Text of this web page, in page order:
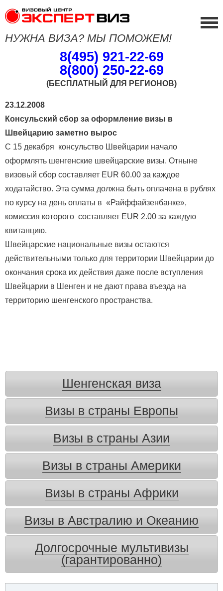
НУЖНА ВИЗА? МЫ ПОМОЖЕМ!
8(495) 921-22-69
8(800) 250-22-69
(БЕСПЛАТНЫЙ ДЛЯ РЕГИОНОВ)
23.12.2008
Консульский сбор за оформление визы в
Швейцарию заметно вырос
С 15 декабря консульство Швейцарии начало
оформлять шенгенские швейцарские визы. Отныне
визовый сбор составляет EUR 60.00 за каждое
ходатайство. Эта сумма должна быть оплачена в рублях
по курсу на день оплаты в «Райффайзенбанке»,
комиссия которого составляет EUR 2.00 за каждую
квитанцию.
Швейцарские национальные визы остаются
действительными только для территории Швейцарии до
окончания срока их действия даже после вступления
Швейцарии в Шенген и не дают права въезда на
территорию шенгенского пространства.
Шенгенская виза
Визы в страны Европы
Визы в страны Азии
Визы в страны Америки
Визы в страны Африки
Визы в Австралию и Океанию
Долгосрочные мультивизы
(гарантированно)